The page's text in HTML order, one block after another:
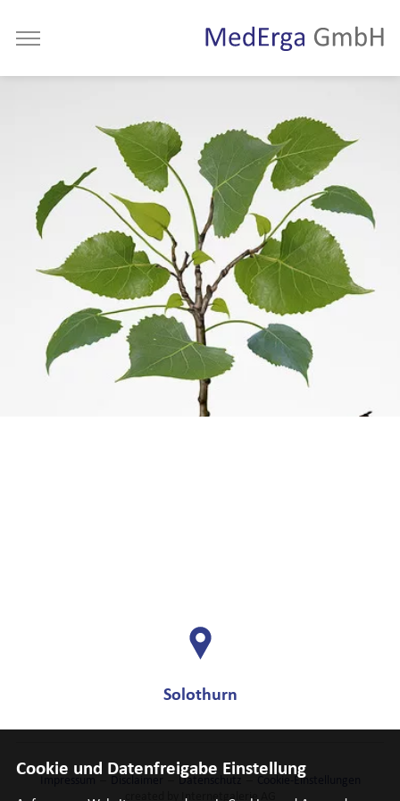
Solothurn
Datenschutz
Cookie-Einstellungen
created by Internetgalerie AG
Cookie und Datenfreigabe Einstellung